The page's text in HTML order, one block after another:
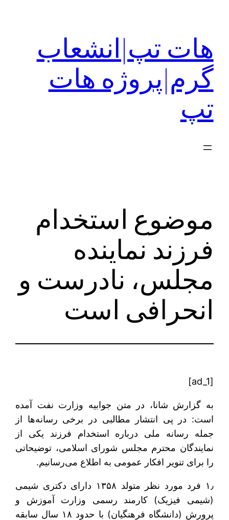
هات تپ|انشعاب
گرم|پروژه هات
تپ
موضوع استخدام
فرزند نماینده
مجلس، نادرست و
انحرافی است
[ad_1]
به گزارش شانا، در متن جوابیه وزارت نفت آمده
است: در پی انتشار مطالبی در برخی رسانه‌ها از
جمله رسانه ملی درباره استخدام فرزند یکی از
نمایندگان محترم مجلس شورای اسلامی، توضیحاتی
را برای تنویر افکار عمومی به اطلاع می‌رسانیم.
۱٫ فرد مورد نظر متولد ۱۳۵۸ دارای دکتری شیمی
(شیمی فیزیک) کارمند رسمی وزارت آموزش و
پرورش (دانشگاه فرهنگیان) با حدود ۱۸ سال سابقه